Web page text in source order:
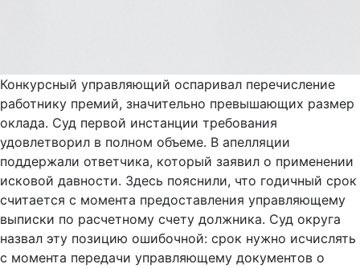
Конкурсный управляющий оспаривал перечисление
работнику премий, значительно превышающих размер
оклада. Суд первой инстанции требования
удовлетворил в полном объеме. В апелляции
поддержали ответчика, который заявил о применении
исковой давности. Здесь пояснили, что годичный срок
считается с момента предоставления управляющему
выписки по расчетному счету должника. Суд округа
назвал эту позицию ошибочной: срок нужно исчислять
с момента передачи управляющему документов о